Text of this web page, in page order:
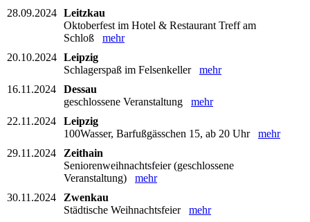
28.09.2024 Leitzkau
Oktoberfest im Hotel & Restaurant Treff am
Schloß mehr
20.10.2024 Leipzig
Schlagerspaß im Felsenkeller mehr
16.11.2024
Dessau
geschlossene Veranstaltung mehr
22.11.2024
Leipzig
100Wasser, Barfußgässchen 15, ab 20 Uhr mehr
29.11.2024
Zeithain
Seniorenweihnachtsfeier (geschlossene
Veranstaltung) mehr
30.11.2024
Zwenkau
Städtische Weihnachtsfeier mehr